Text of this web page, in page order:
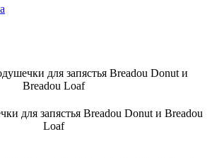
для запястья Breadou Donut и Breadou
Loaf